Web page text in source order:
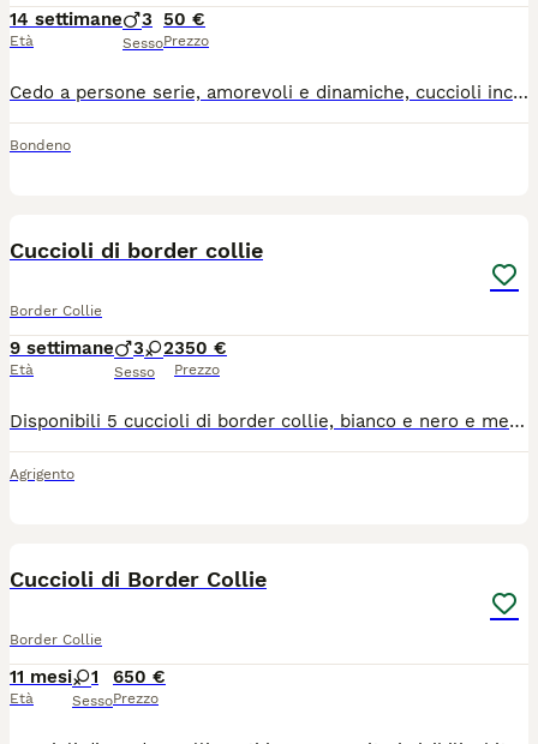
14 settimane
Età
3
Sesso
50 €
Prezzo
Cedo a persone serie, amorevoli e dinamiche, cuccioli incrocio border collie/pastore bergamasco (madre puro border collie, padre metà), nati il 27 aprile 2026. Chiedo un rimborso simbolico di 50 euro. I cuccioli non hanno ancora il microchip.
Bondeno
Cuccioli di border collie
Border Collie
9 settimane
Età
3 2
Sesso
350 €
Prezzo
Disponibili 5 cuccioli di border collie, bianco e nero e merle occhi azzurri genitori visibili. I cuccioli verranno consegnati non prima dei 45 giorni e con libretto controllo veterinario 2 vermifughi e un vaccino. Per ulteriori chiarimenti sono a disposizione
Agrigento
Cuccioli di Border Collie
Border Collie
11 mesi
Età
1
Sesso
650 €
Prezzo